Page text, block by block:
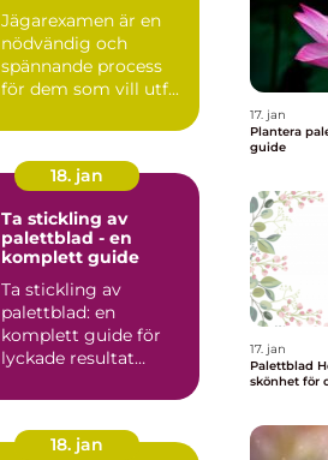
Jägarexamen är en
nödvändig och
spännande process
för dem som vill utf...
18. jan
Ta stickling av
palettblad - en
komplett guide
Ta stickling av
palettblad: en
komplett guide för
lyckade resultat
och dess...
18. jan
17. jan
Plantera
guide
17. jan
Palettblad
skönhet för